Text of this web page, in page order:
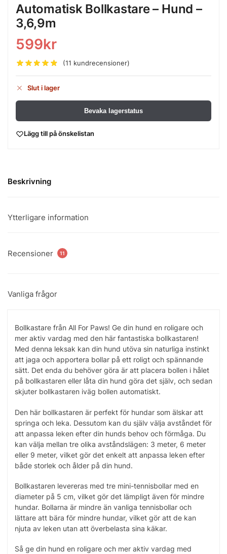
Automatisk Bollkastare – Hund –
3,6,9m
599kr
(11 kundrecensioner)
Slut i lager
Bevaka lagerstatus
Lägg till på önskelistan
Beskrivning
Ytterligare information
Recensioner 11
Vanliga frågor
Bollkastare från All For Paws! Ge din hund en roligare och
mer aktiv vardag med den här fantastiska bollkastaren!
Med denna leksak kan din hund utöva sin naturliga instinkt
att jaga och apportera bollar på ett roligt och spännande
sätt. Det enda du behöver göra är att placera bollen i hålet
på bollkastaren eller låta din hund göra det själv, och sedan
skjuter bollkastaren iväg bollen automatiskt.
Den här bollkastaren är perfekt för hundar som älskar att
springa och leka. Dessutom kan du själv välja avståndet för
att anpassa leken efter din hunds behov och förmåga. Du
kan välja mellan tre olika avståndslägen: 3 meter, 6 meter
eller 9 meter, vilket gör det enkelt att anpassa leken efter
både storlek och ålder på din hund.
Bollkastaren levereras med tre mini-tennisbollar med en
diameter på 5 cm, vilket gör det lämpligt även för mindre
hundar. Bollarna är mindre än vanliga tennisbollar och
lättare att bära för mindre hundar, vilket gör att de kan
njuta av leken utan att överbelasta sina käkar.
Så ge din hund en roligare och mer aktiv vardag med